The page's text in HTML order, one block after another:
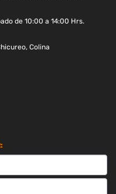
de 10:00 a 14:00 Hrs.
Colina